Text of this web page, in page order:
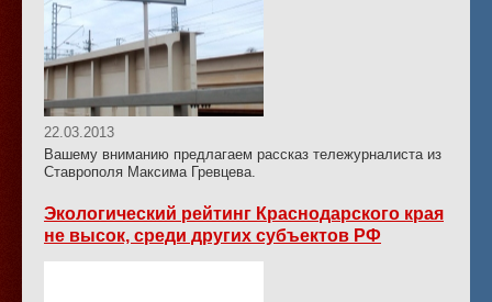
22.03.2013
Вашему вниманию предлагаем рассказ тележурналиста из
Ставрополя Максима Гревцева.
Экологический рейтинг Краснодарского края
не высок, среди других субъектов РФ